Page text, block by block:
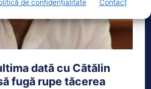
de confidențialitate Contact
dată cu Cătălin
fugă rupe tăcerea